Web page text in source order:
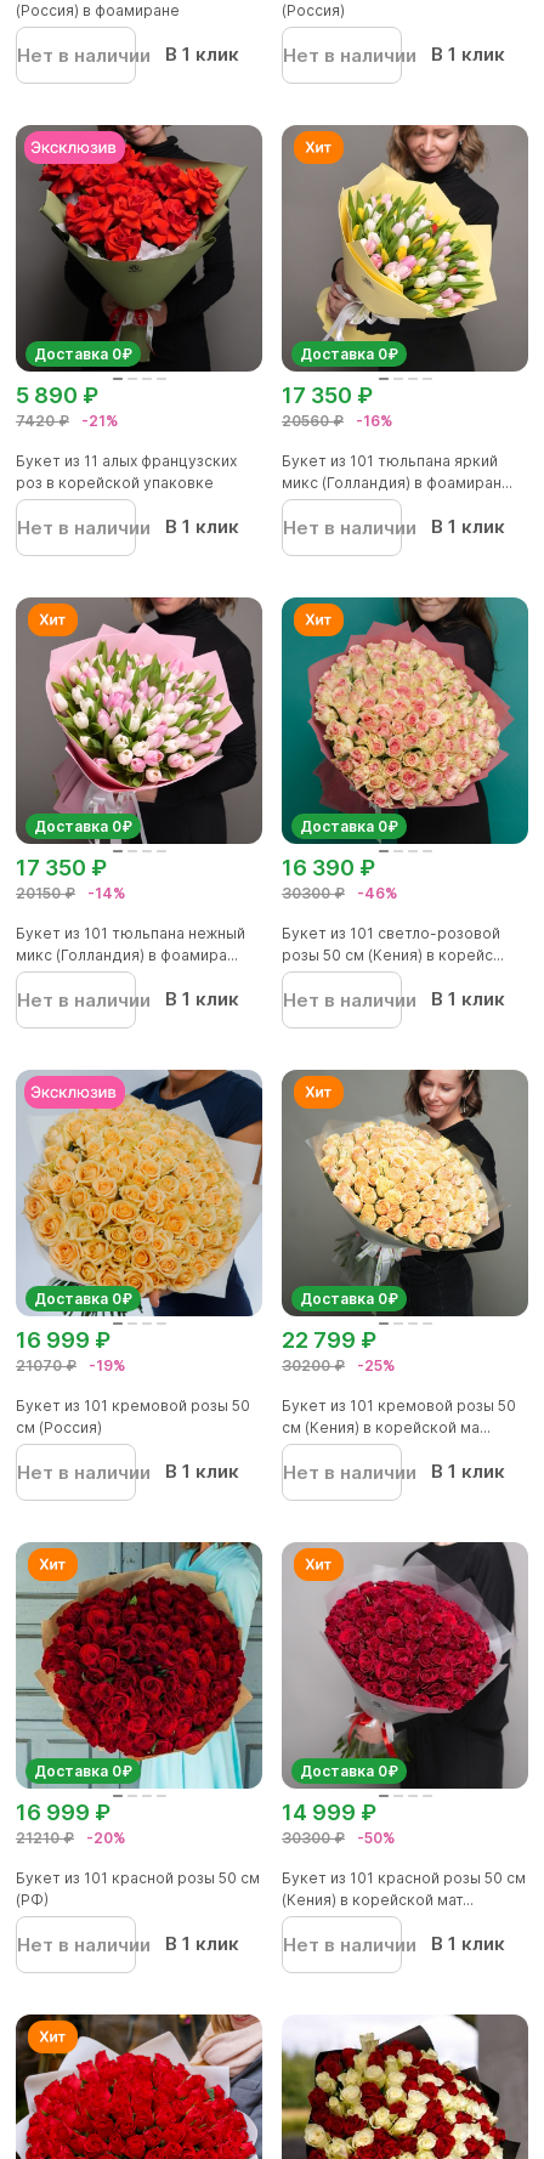
(Россия) в фоамиране
Нет в наличии В 1 клик
(Россия)
Нет в наличии В 1 клик
Доставка 0₽
7420 ₽ -21%
5 890 ₽
Букет из 11 алых французских
роз в корейской упаковке
Нет в наличии В 1 клик
Доставка 0₽
20560 ₽ -16%
17 350 ₽
Букет из 101 тюльпана яркий
микс (Голландия) в фоамиран...
Нет в наличии В 1 клик
Доставка 0₽
20150 ₽ -14%
17 350 ₽
Букет из 101 тюльпана нежный
микс (Голландия) в фоамира...
Нет в наличии В 1 клик
Доставка 0₽
30300 ₽ -46%
16 390 ₽
Букет из 101 светло-розовой
розы 50 см (Кения) в корейс...
Нет в наличии В 1 клик
Доставка 0₽
21070 ₽ -19%
16 999 ₽
Букет из 101 кремовой розы 50
см (Россия)
Нет в наличии В 1 клик
Доставка 0₽
30200 ₽ -25%
22 799 ₽
Букет из 101 кремовой розы 50
см (Кения) в корейской ма...
Нет в наличии В 1 клик
Доставка 0₽
21210 ₽ -20%
16 999 ₽
Букет из 101 красной розы 50 см
(РФ)
Нет в наличии В 1 клик
Доставка 0₽
30300 ₽ -50%
14 999 ₽
Букет из 101 красной розы 50 см
(Кения) в корейской мат...
Нет в наличии В 1 клик